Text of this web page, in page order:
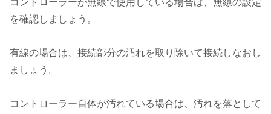
コントローラーが無線で使用している場合は、無線の設定
を確認しましょう。
有線の場合は、接続部分の汚れを取り除いて接続しなおし
ましょう。
コントローラー自体が汚れている場合は、汚れを落として